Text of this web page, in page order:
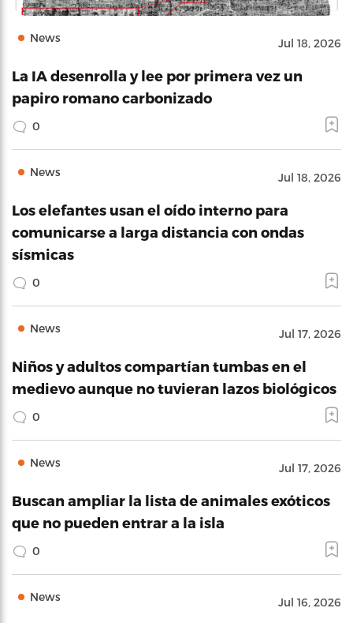
News Jul 18, 2026
La IA desenrolla y lee por primera vez un
papiro romano carbonizado
0
News Jul 18, 2026
Los elefantes usan el oído interno para
comunicarse a larga distancia con ondas
sísmicas
0
News Jul 17, 2026
Niños y adultos compartían tumbas en el
medievo aunque no tuvieran lazos biológicos
0
News Jul 17, 2026
Buscan ampliar la lista de animales exóticos
que no pueden entrar a la isla
0
News Jul 16, 2026